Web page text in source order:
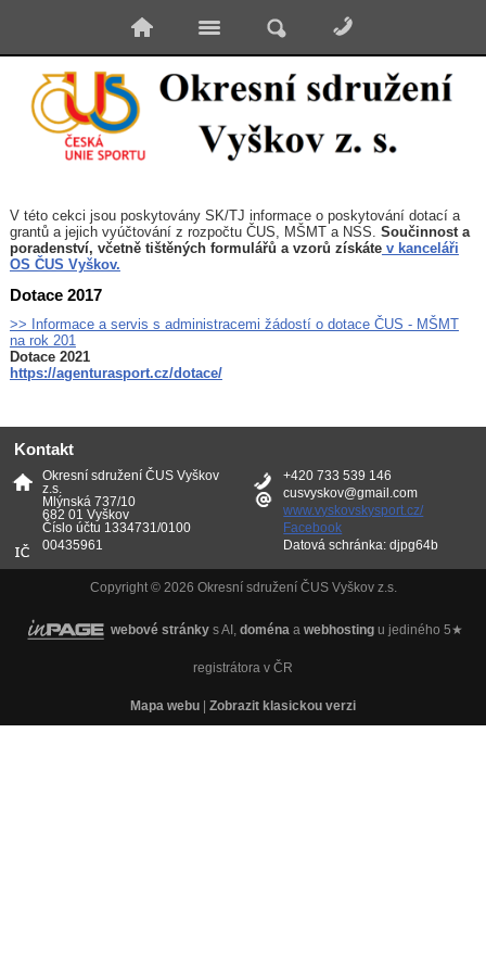
V této cekci jsou poskytovány SK/TJ informace o poskytování dotací a
grantů a jejich vyúčtování z rozpočtu ČUS, MŠMT a NSS. Součinnost a
poradenství, včetně tištěných formulářů a vzorů získátev kanceláři
OS ČUS Vyškov.
Dotace 2017
>> Informace a servis s administracemi žádostí o dotace ČUS - MŠMT
na rok 201
Dotace 2021
https://agenturasport.cz/dotace/
Kontakt
Okresní sdružení ČUS Vyškov
z.s.
Mlýnská 737/10
682 01 Vyškov
Číslo účtu 1334731/0100
00435961
+420 733 539 146
cusvyskov@gmail.com
www.vyskovskysport.cz/
Facebook
Datová schránka: djpg64b
Copyright © 2026 Okresní sdružení ČUS Vyškov z.s.
webové stránky s AI, doména a webhosting u jediného 5★
registrátora v ČR
Mapa webu Zobrazit klasickou verzi